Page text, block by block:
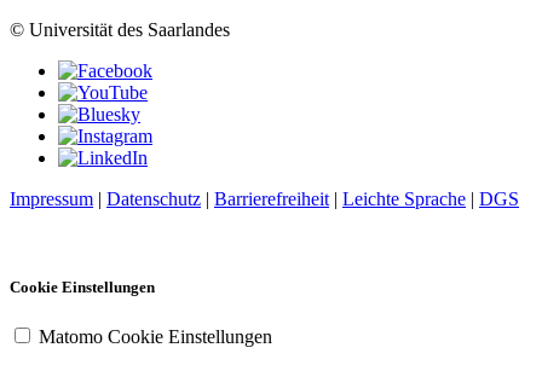
© Universität des Saarlandes
Impressum | Datenschutz | Barrierefreiheit | Leichte Sprache | DGS
Cookie Einstellungen
Matomo Cookie Einstellungen